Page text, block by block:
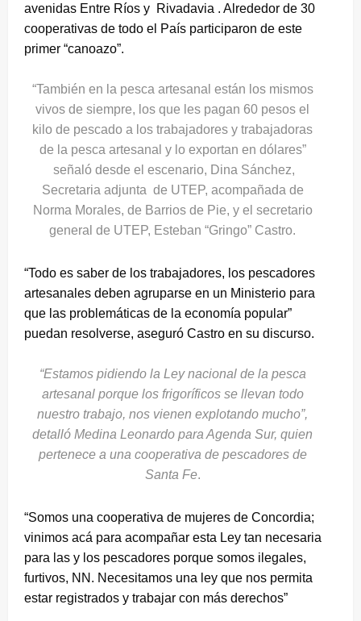
avenidas Entre Ríos y Rivadavia . Alrededor de 30
cooperativas de todo el País participaron de este
primer “canoazo”.
“También en la pesca artesanal están los mismos
vivos de siempre, los que les pagan 60 pesos el
kilo de pescado a los trabajadores y trabajadoras
de la pesca artesanal y lo exportan en dólares”
señaló desde el escenario, Dina Sánchez,
Secretaria adjunta de UTEP, acompañada de
Norma Morales, de Barrios de Pie, y el secretario
general de UTEP, Esteban “Gringo” Castro.
“Todo es saber de los trabajadores, los pescadores
artesanales deben agruparse en un Ministerio para
que las problemáticas de la economía popular”
puedan resolverse, aseguró Castro en su discurso.
“Estamos pidiendo la Ley nacional de la pesca
artesanal porque los frigoríficos se llevan todo
nuestro trabajo, nos vienen explotando mucho”,
detalló Medina Leonardo para Agenda Sur, quien
pertenece a una cooperativa de pescadores de
Santa Fe.
“Somos una cooperativa de mujeres de Concordia;
vinimos acá para acompañar esta Ley tan necesaria
para las y los pescadores porque somos ilegales,
furtivos, NN. Necesitamos una ley que nos permita
estar registrados y trabajar con más derechos”